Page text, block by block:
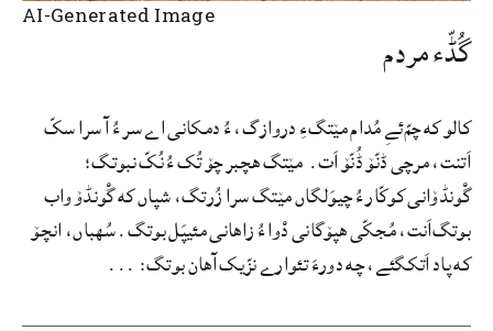
AI-Generated Image
گُڈّء مردم
کالو که چمّ‌ئےِ مُدام مێتگءِ دروازگ، ءُ دمکانی اے سر ءُ آ سرا سکّ
اَتنت، مرچی ڈنّۆ ڈُنّۆ اَت. مێتگ ھچبر چۆ تُک ءُ نُکّ نبوتگ؛
گْونڈۆانی کوکّار ءُ چیوَلگاں مێتگ سرا زُرتگ، شپاں که گْونڈۆ واب
بوتگ‌اَنت، مُجکّی ھپۆگانی دْوا ءُ زاھانی مئیپَل بوتگ. سُھباں، انچۆ
که پاد اَتکگئے، چه دورءَ تئوارے نزّیک آھان بوتگ: ...